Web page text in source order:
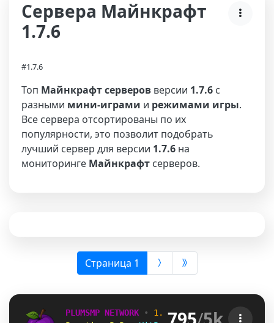
Сервера Майнкрафт
1.7.6
#1.7.6
Топ Майнкрафт серверов версии 1.7.6 с
разными мини-играми и режимами игры.
Все сервера отсортированы по их
популярности, это позволит подобрать
лучший сервер для версии 1.7.6 на
мониторинге Майнкрафт серверов.
Страница 1 (выбрана)
PLUMSMP NETWORK • 1.7.2 ➜ 26.2